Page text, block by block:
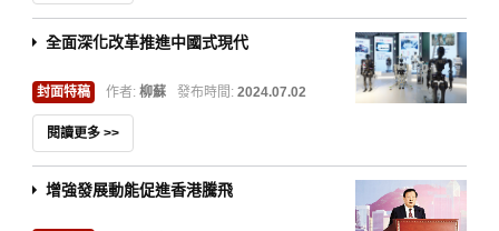
全面深化改革推進中國式現代
封面特稿 作者: 柳蘇 發布時間: 2024.07.02
閱讀更多 >>
增強發展動能促進香港騰飛